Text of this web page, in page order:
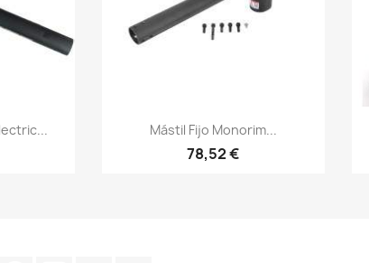
Vista rápida
Mástil Fijo Monorim...
78,52 €